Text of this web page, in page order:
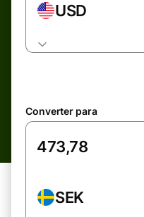
USD
Converter para
SEK